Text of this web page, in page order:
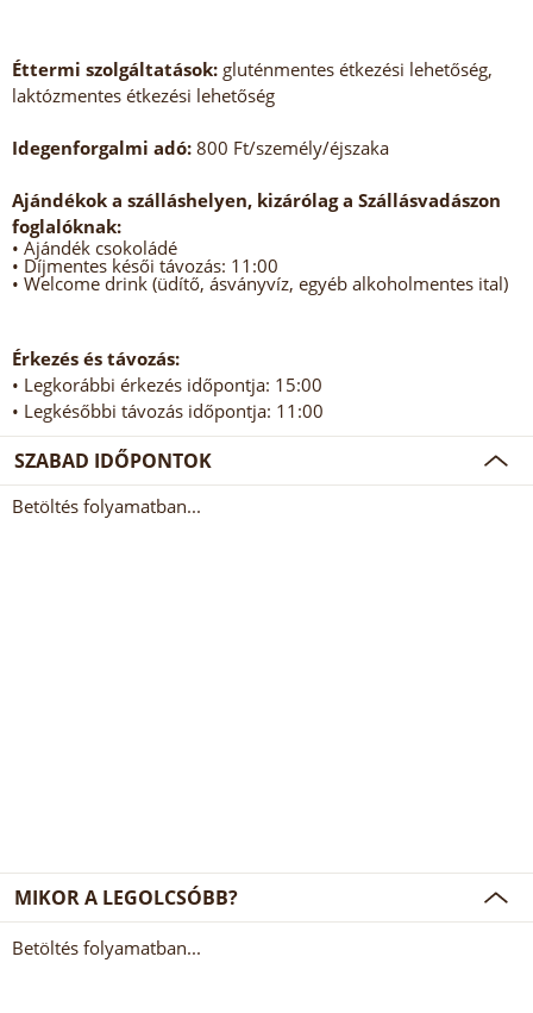
Éttermi szolgáltatások: gluténmentes étkezési lehetőség,
laktózmentes étkezési lehetőség
Idegenforgalmi adó: 800 Ft/személy/éjszaka
Ajándékok a szálláshelyen, kizárólag a Szállásvadászon
foglalóknak:
• Ajándék csokoládé
• Díjmentes késői távozás: 11:00
• Welcome drink (üdítő, ásványvíz, egyéb alkoholmentes ital)
Érkezés és távozás:
• Legkorábbi érkezés időpontja: 15:00
• Legkésőbbi távozás időpontja: 11:00
SZABAD IDŐPONTOK
Betöltés folyamatban...
MIKOR A LEGOLCSÓBB?
Betöltés folyamatban...